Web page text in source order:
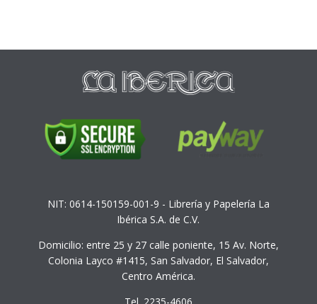
NIT: 0614-150159-001-9 - Librería y Papelería La
Ibérica S.A. de C.V.
Domicilio: entre 25 y 27 calle poniente, 15 Av. Norte,
Colonia Layco #1415, San Salvador, El Salvador,
Centro América.